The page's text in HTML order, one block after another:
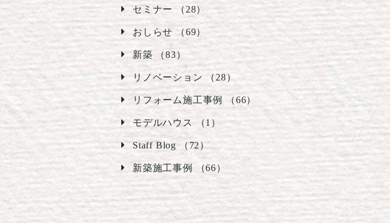
セミナー （28）
おしらせ （69）
新築 （83）
リノベーション （28）
リフォーム施工事例 （66）
モデルハウス （1）
Staff Blog （72）
新築施工事例 （66）